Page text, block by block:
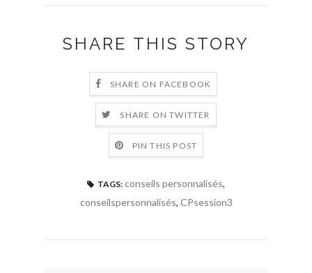
SHARE THIS STORY
SHARE ON FACEBOOK
SHARE ON TWITTER
PIN THIS POST
TAGS: conseils personnalisés,
conseilspersonnalisés, CPsession3